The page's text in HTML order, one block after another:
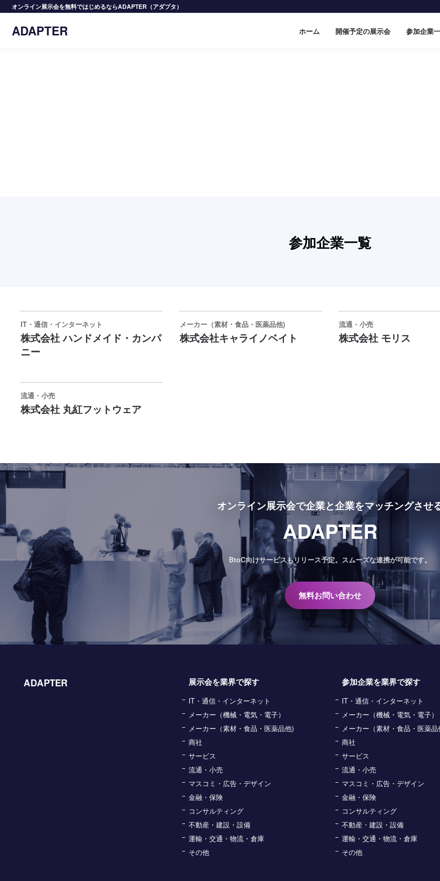
オンライン展示会を無料ではじめるならADAPTER（アダプタ）
ADAPTER ホーム 開催予定の展示会 参加企業
参加企業一覧
IT・通信・インターネット
株式会社 ハンドメイド・カンパ
ニー
メーカー（素材・食品・医薬品他)
株式会社キャライノベイト
流通・小売
株式会社 モリス
流通・小売
株式会社 丸紅フットウェア
オンライン展示会で企業と企業をマッチングさせ
ADAPTER
BtoC向けサービスもリリース予定。 スムーズな連携が可能です。
無料お問い合わせ
ADAPTER 展示会を業界で探す
IT・通信・インターネット
メーカー（機械・電気・電子）
メーカー（素材・食品・医薬品他)
商社
サービス
流通・小売
マスコミ・広告・デザイン
金融・保険
コンサルティング
不動産・建設・設備
運輸・交通・物流・倉庫
その他
参加企業を業界で探す
IT・通信・インターネット
メーカー（機械・電気・電子）
メーカー（素材・食品・医薬品
商社
サービス
流通・小売
マスコミ・広告・デザイン
金融・保険
コンサルティング
不動産・建設・設備
運輸・交通・物流・倉庫
その他